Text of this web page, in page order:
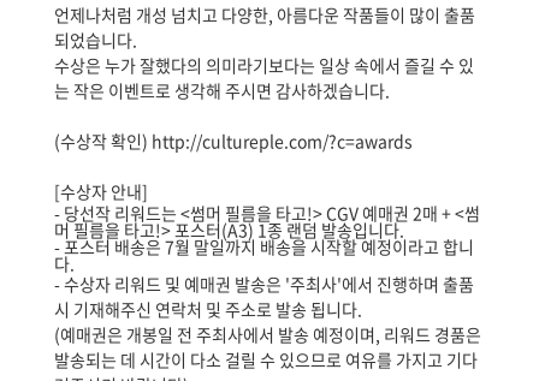
언제나처럼 개성 넘치고 다양한, 아름다운 작품들이 많이 출품
되었습니다.
수상은 누가 잘했다의 의미라기보다는 일상 속에서 즐길 수 있
는 작은 이벤트로 생각해 주시면 감사하겠습니다.
(수상작 확인) http://cultureple.com/?c=awards
[수상자 안내]
- 당선작 리워드는 <썸머 필름을 타고!> CGV 예매권 2매 + <썸
머 필름을 타고!> 포스터(A3) 1종 랜덤 발송입니다.
- 포스터 배송은 7월 말일까지 배송을 시작할 예정이라고 합니
다.
- 수상자 리워드 및 예매권 발송은 '주최사'에서 진행하며 출품
시 기재해주신 연락처 및 주소로 발송 됩니다.
(예매권은 개봉일 전 주최사에서 발송 예정이며, 리워드 경품은
발송되는 데 시간이 다소 걸릴 수 있으므로 여유를 가지고 기다